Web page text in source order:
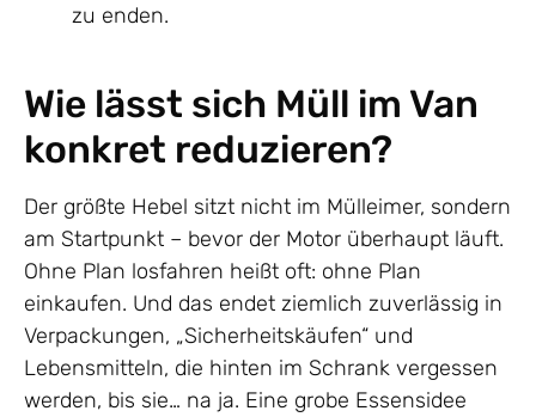
zu enden.
Wie lässt sich Müll im Van
konkret reduzieren?
Der größte Hebel sitzt nicht im Mülleimer, sondern
am Startpunkt – bevor der Motor überhaupt läuft.
Ohne Plan losfahren heißt oft: ohne Plan
einkaufen. Und das endet ziemlich zuverlässig in
Verpackungen, „Sicherheitskäufen“ und
Lebensmitteln, die hinten im Schrank vergessen
werden, bis sie… na ja. Eine grobe Essensidee